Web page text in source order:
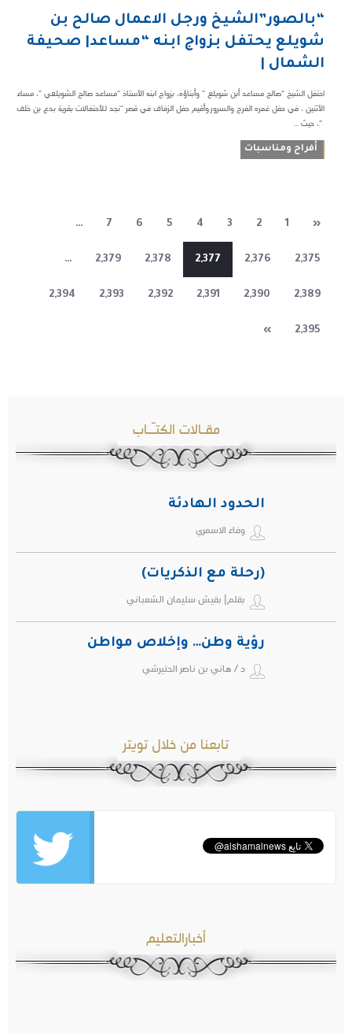
“بالصور”الشيخ ورجل الاعمال صالح بن
شويلع يحتفل بزواج ابنه “مساعد| صحيفة
الشمال |
احتفل الشيخ “صالح مساعد أبن شويلع ” وأبناؤه، بزواج ابنه الأستاذ “مساعد صالح الشويلعي ”، مساء
الأثنين ، في حفل غمره الفرح والسرور.وأقيم حفل الزفاف في قصر “نجد للأحتفالات بقرية بدع بن خلف
”، حيث ...
أفراح ومناسبات
«
1
2
3
4
5
6
7
…
2,375
2,376
2,377
2,378
2,379
…
2,389
2,390
2,391
2,392
2,393
2,394
2,395
»
مقـالات الكتـّـاب
الحدود الهادئة
وفاء الاسمري
(رحلة مع الذكريات)
بقلم| بقيش سليمان الشعباني
رؤية وطن… وإخلاص مواطن
د / هاني بن ناصر الحتيرشي
تابعنا من خلال تويتر
أخبارالتعليم